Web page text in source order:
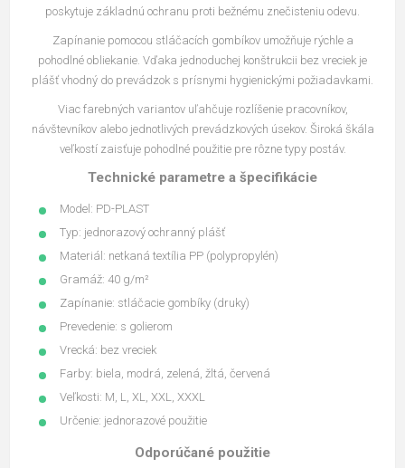
poskytuje základnú ochranu proti bežnému znečisteniu odevu.
Zapínanie pomocou stláčacích gombíkov umožňuje rýchle a
pohodlné obliekanie. Vďaka jednoduchej konštrukcii bez vreciek je
plášť vhodný do prevádzok s prísnymi hygienickými požiadavkami.
Viac farebných variantov uľahčuje rozlíšenie pracovníkov,
návštevníkov alebo jednotlivých prevádzkových úsekov. Široká škála
veľkostí zaisťuje pohodlné použitie pre rôzne typy postáv.
Technické parametre a špecifikácie
Model: PD-PLAST
Typ: jednorazový ochranný plášť
Materiál: netkaná textília PP (polypropylén)
Gramáž: 40 g/m²
Zapínanie: stláčacie gombíky (druky)
Prevedenie: s golierom
Vrecká: bez vreciek
Farby: biela, modrá, zelená, žltá, červená
Veľkosti: M, L, XL, XXL, XXXL
Určenie: jednorazové použitie
Odporúčané použitie